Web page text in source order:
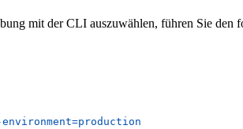
mit der CLI auszuwählen, führen Sie den